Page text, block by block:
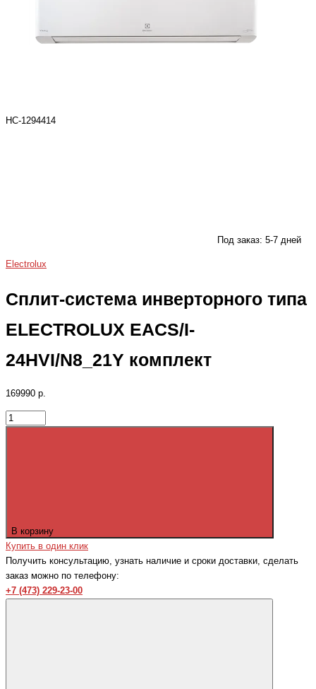
НС-1294414
Под заказ: 5-7 дней
Electrolux
Сплит-система инверторного типа
ELECTROLUX EACS/I-
24HVI/N8_21Y комплект
169990 р.
В корзину
Купить в один клик
Получить консультацию, узнать наличие и сроки доставки, сделать
заказ можно по телефону:
+7 (473) 229-23-00